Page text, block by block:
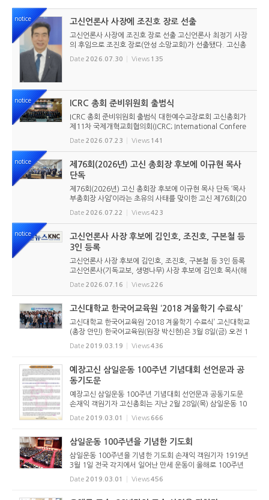
notice 고신언론사 사장에 조진호 장로 선출
고신언론사 사장에 조진호 장로 선출 고신언론사 최정기 사장
의 후임으로 조진호 장로(안성 소망교회)가 선출됐다. 고신총
회 유지재단 이사회는 2026년 7월 30일(목) 오전 11시 고신
총회회관 3층에서 임시이사회를 열고, 조진호 장로를 차기 사
Date 2026.07.30 Views 135
notice ICRC 총회 준비위원회 출범식
ICRC 총회 준비위원회 출범식 대한예수교장로회 고신총회가
제11차 국제개혁교회협의회(ICRC; International Confere
nce of Reformed Churches) 총회를 앞두고 본격적인 준비
에 들어갔다. 2026년 7월 20일 서울 남서울교회에서 ‘ICRC
Date 2026.07.23 Views 141
notice
제76회(2026년) 고신 총회장 후보에 이규현 목사
단독
제76회(2026년) 고신 총회장 후보에 이규현 목사 단독 ‘목사
부총회장 사임’이라는 초유의 사태를 맞이한 고신 제76회(20
26년) 총회장 후보에 이규현 목사(인천노회) 단독으로 입후보
했다. 6월 9일 경남마산노회의 추천을 받아 입후보했던 강영
Date 2026.07.22 Views423
notice
고신언론사 사장 후보에 김인호, 조진호, 구본철 등
3인 등록
고신언론사 사장 후보에 김인호, 조진호, 구본철 등 3인 등록
고신언론사(기독교보, 생명나무) 사장 후보에 김인호 목사(해
오름교회), 조진호 장로(소망교회), 구본철 장로(남서울교회)
가 등록했다. 당초 김희종 목사(유호교회)도 거론되었으나 최
Date 2026.07.16 Views226
고신대학교 한국어교육원 ‘2018 겨울학기 수료식’
고신대학교 한국어교육원 ‘2018 겨울학기 수료식’ 고신대학교
(총장 안민) 한국어교육원(원장 박신현)은 3월 8일(금) 오전 1
0시에 월드미션센터 2층에서 ‘2018학년도 겨울학기 한국어
교육원 겨울학기 수료식’을 가졌다. 이날 수료식에...
Date 2019.03.19 Views436
예장고신 삼일운동 100주년 기념대회 선언문과 공
동기도문
예장고신 삼일운동 100주년 기념대회 선언문과 공동기도문
손재익 객원기자 고신총회는 지난 2월 28일(목) 삼일운동 10
0주년 기념대회를 통해 선언문과 공동기도문을 발표했다. 그
전문을 아래와 같이 게재한다. <저작권자 ⓒ 개혁정론 무단전
Date 2019.03.01 Views 666
삼일운동 100주년을 기념한 기도회
삼일운동 100주년을 기념한 기도회 손재익 객원기자 1919년
3월 1일 전국 각지에서 일어난 만세 운동이 올해로 100주년
을 맞았다. 이에 고신총회는 지난 1월 10일 열린 운영위원회
를 통해 이를 기념하기로 하였다(관련기사: http://reforme
Date 2019.03.01 Views456